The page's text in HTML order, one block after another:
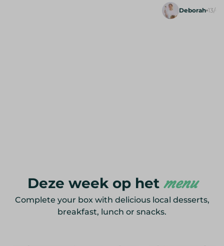
Deborah 13/
Deze week op het menu
Complete your box with delicious local desserts,
breakfast, lunch or snacks.